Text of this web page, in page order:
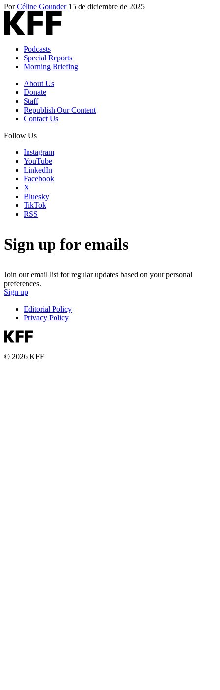
PorCéline Gounder 15 de diciembre de 2025
Podcasts
Special Reports
Morning Briefing
About Us
Donate
Staff
Republish Our Content
Contact Us
Follow Us
Instagram
YouTube
LinkedIn
Facebook
X
Bluesky
TikTok
RSS
Sign up for emails
Join our email list for regular updates based on your personal
preferences.
Sign up
Editorial Policy
Privacy Policy
© 2026 KFF